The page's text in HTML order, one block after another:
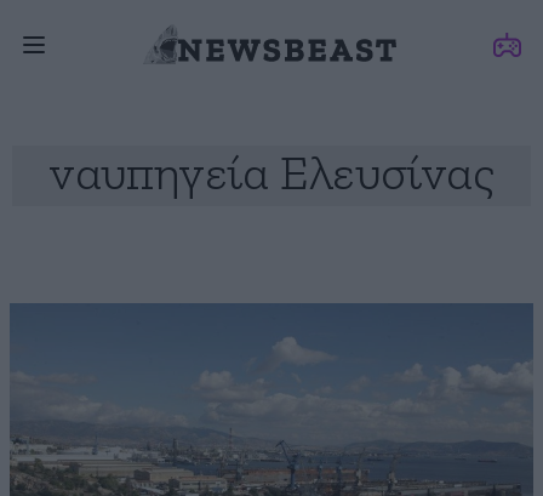
ναυπηγεία Ελευσίνας